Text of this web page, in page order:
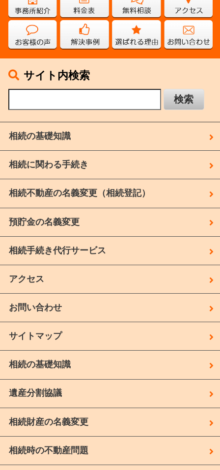
サイト内検索
相続の基礎知識
相続に関わる手続き
相続不動産の名義変更（相続登記）
預貯金の名義変更
相続手続き代行サービス
アクセス
お問い合わせ
サイトマップ
相続の基礎知識
遺産分割協議
相続財産の名義変更
相続時の不動産問題